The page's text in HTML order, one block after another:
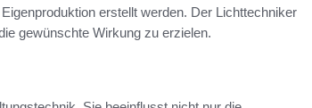
erstellt werden. Der Lichttechniker
gewünschte Wirkung zu erzielen.